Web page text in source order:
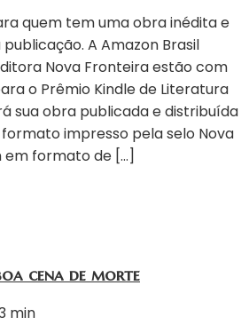
quem tem uma obra inédita e
A Amazon Brasil
Nova Fronteira estão com
o Prêmio Kindle de Literatura
sua obra publicada e distribuída
impresso pela selo Nova
formato de […]
cena de morte
min